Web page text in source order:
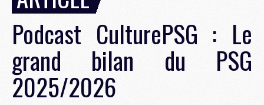
Podcast CulturePSG : Le
grand bilan du PSG
2025/2026